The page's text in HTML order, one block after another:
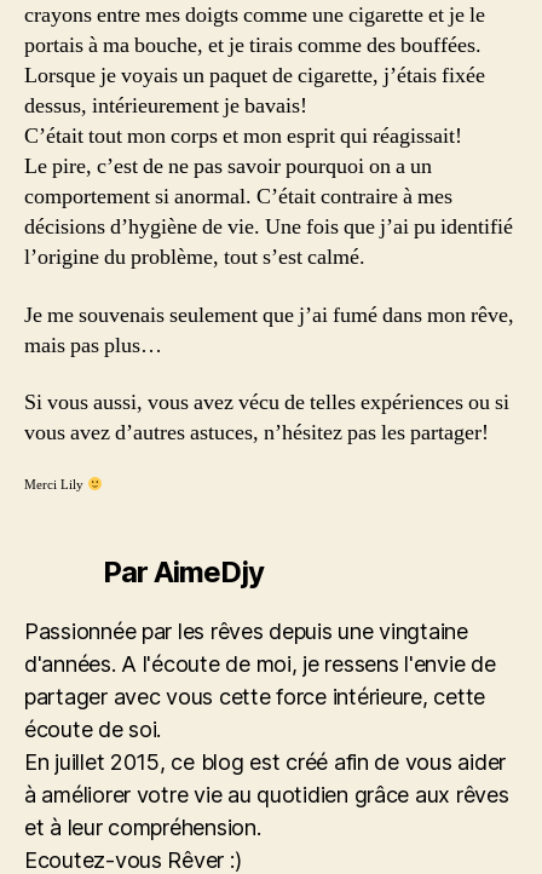
crayons entre mes doigts comme une cigarette et je le
portais à ma bouche, et je tirais comme des bouffées.
Lorsque je voyais un paquet de cigarette, j’étais fixée
dessus, intérieurement je bavais!
C’était tout mon corps et mon esprit qui réagissait!
Le pire, c’est de ne pas savoir pourquoi on a un
comportement si anormal. C’était contraire à mes
décisions d’hygiène de vie. Une fois que j’ai pu identifié
l’origine du problème, tout s’est calmé.
Je me souvenais seulement que j’ai fumé dans mon rêve,
mais pas plus…
Si vous aussi, vous avez vécu de telles expériences ou si
vous avez d’autres astuces, n’hésitez pas les partager!
Merci Lily
Par AimeDjy
Passionnée par les rêves depuis une vingtaine
d'années. A l'écoute de moi, je ressens l'envie de
partager avec vous cette force intérieure, cette
écoute de soi.
En juillet 2015, ce blog est créé afin de vous aider
à améliorer votre vie au quotidien grâce aux rêves
et à leur compréhension.
Ecoutez-vous Rêver :)